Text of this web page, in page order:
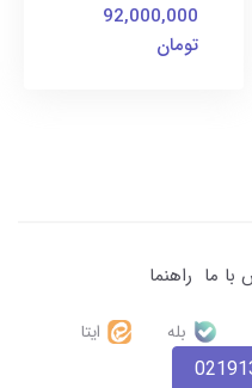
92,000,000
تومان
با ما راهنما
بله ایتا